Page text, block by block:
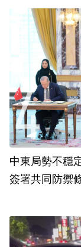
中東局勢不穩
簽署共同防禦